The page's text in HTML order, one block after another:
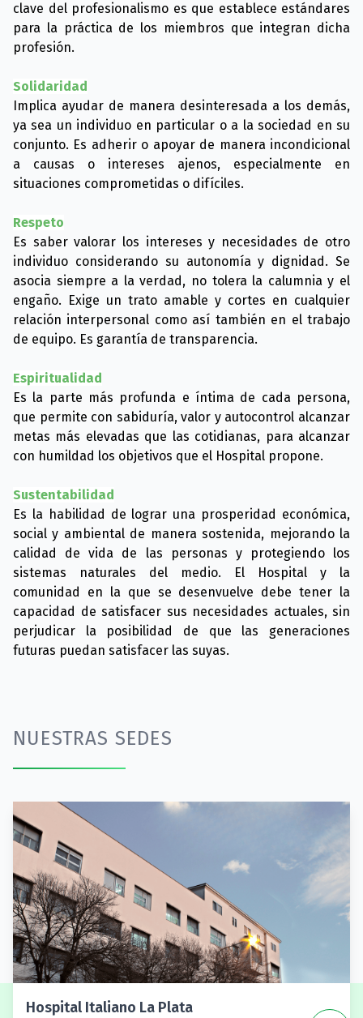
clave del profesionalismo es que establece estándares
para la práctica de los miembros que integran dicha
profesión.
Solidaridad
Implica ayudar de manera desinteresada a los demás,
ya sea un individuo en particular o a la sociedad en su
conjunto. Es adherir o apoyar de manera incondicional
a causas o intereses ajenos, especialmente en
situaciones comprometidas o difíciles.
Respeto
Es saber valorar los intereses y necesidades de otro
individuo considerando su autonomía y dignidad. Se
asocia siempre a la verdad, no tolera la calumnia y el
engaño. Exige un trato amable y cortes en cualquier
relación interpersonal como así también en el trabajo
de equipo. Es garantía de transparencia.
Espiritualidad
Es la parte más profunda e íntima de cada persona,
que permite con sabiduría, valor y autocontrol alcanzar
metas más elevadas que las cotidianas, para alcanzar
con humildad los objetivos que el Hospital propone.
Sustentabilidad
Es la habilidad de lograr una prosperidad económica,
social y ambiental de manera sostenida, mejorando la
calidad de vida de las personas y protegiendo los
sistemas naturales del medio. El Hospital y la
comunidad en la que se desenvuelve debe tener la
capacidad de satisfacer sus necesidades actuales, sin
perjudicar la posibilidad de que las generaciones
futuras puedan satisfacer las suyas.
NUESTRAS SEDES
Hospital Italiano La Plata